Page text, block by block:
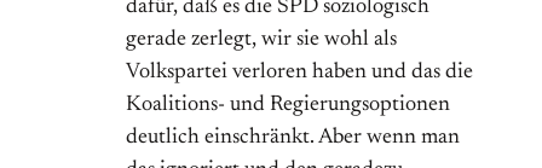
dafür, daß es die SPD soziologisch
gerade zerlegt, wir sie wohl als
Volkspartei verloren haben und das die
Koalitions- und Regierungsoptionen
deutlich einschränkt. Aber wenn man